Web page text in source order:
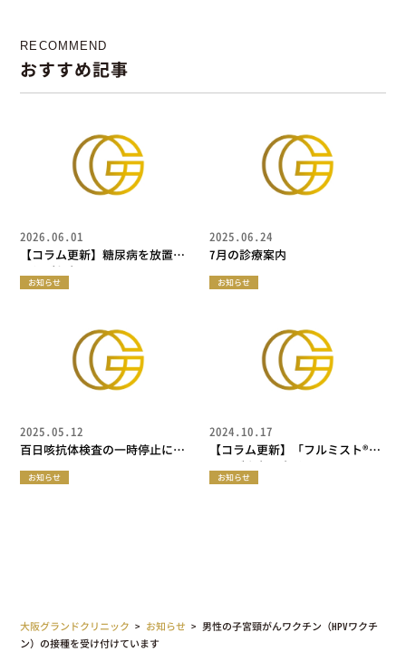
RECOMMEND
おすすめ記事
【コラム更新】糖尿病を放置す
るとどうなる？
2026.06.01
お知らせ
7月の診療案内
2025.06.24
お知らせ
百日咳抗体検査の一時停止につ
2025.05.12
お知らせ
【コラム更新】「フルミスト®️」
ってどんなワクチン？
2024.10.17
お知らせ
大阪グランドクリニック > お知らせ >男性の子宮頸がんワクチン（HPVワクチ
ン）の接種を受け付けています